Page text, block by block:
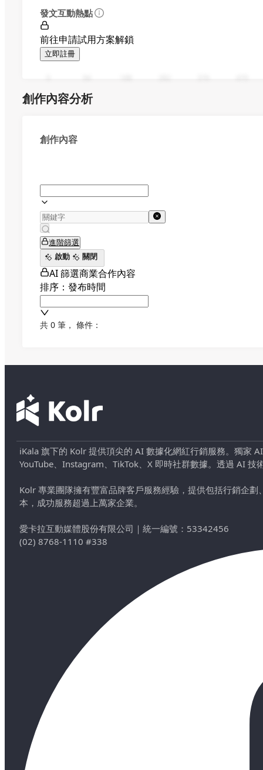
發文互動熱點
前往申請試用方案解鎖
立即註冊
創作內容分析
創作內容
進階篩選
啟動
關閉
AI 篩選商業合作內容
排序：發布時間
共 0 筆 ， 條件：
iKala 旗下的 Kolr 提供頂尖的 AI 數據化網紅行銷服務。獨家
YouTube、Instagram、TikTok、X 即時社群數據。透過 AI
Kolr 專業團隊擁有豐富品牌客戶服務經驗，提供包括行銷企
本，成功服務超過上萬家企業。
愛卡拉互動媒體股份有限公司 ｜ 統一編號：53342456
(02) 8768-1110 #338